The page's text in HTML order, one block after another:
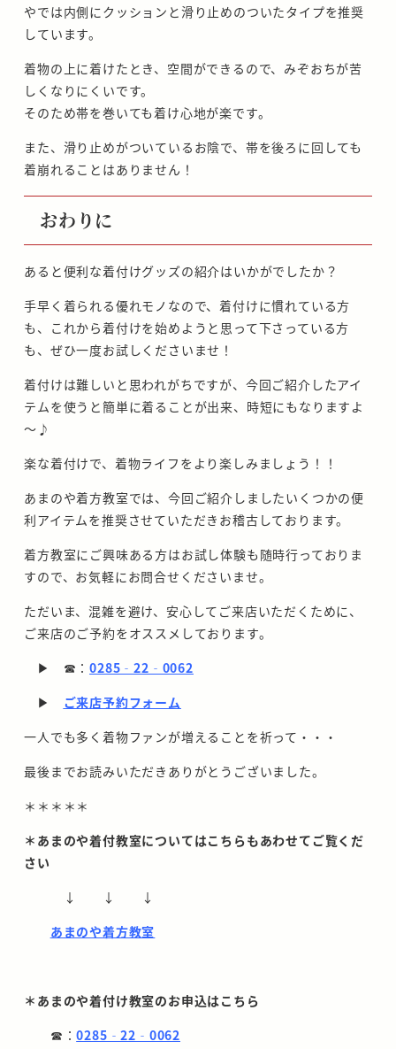
やでは内側にクッションと滑り止めのついたタイプを推奨
しています。
着物の上に着けたとき、空間ができるので、みぞおちが苦
しくなりにくいです。
そのため帯を巻いても着け心地が楽です。
また、滑り止めがついているお陰で、帯を後ろに回しても
着崩れることはありません！
おわりに
あると便利な着付けグッズの紹介はいかがでしたか？
手早く着られる優れモノなので、着付けに慣れている方
も、これから着付けを始めようと思って下さっている方
も、ぜひ一度お試しくださいませ！
着付けは難しいと思われがちですが、今回ご紹介したアイ
テムを使うと簡単に着ることが出来、時短にもなりますよ
～♪
楽な着付けで、着物ライフをより楽しみましょう！！
あまのや着方教室では、今回ご紹介しましたいくつかの便
利アイテムを推奨させていただきお稽古しております。
着方教室にご興味ある方はお試し体験も随時行っておりま
すので、お気軽にお問合せくださいませ。
ただいま、混雑を避け、安心してご来店いただくために、
ご来店のご予約をオススメしております。
▶ ☎：0285‐22‐0062
▶ ご来店予約フォーム
一人でも多く着物ファンが増えることを祈って・・・
最後までお読みいただきありがとうございました。
＊＊＊＊＊
＊あまのや着付教室についてはこちらもあわせてご覧くだ
さい
↓ ↓ ↓
あまのや着方教室
＊あまのや着付け教室のお申込はこちら
☎：0285‐22‐0062